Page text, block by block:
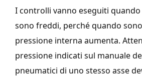
I controlli vanno eseguiti
sono freddi, perché quando
pressione interna aumenta.
pressione indicati sul manuale
pneumatici di uno stesso asse